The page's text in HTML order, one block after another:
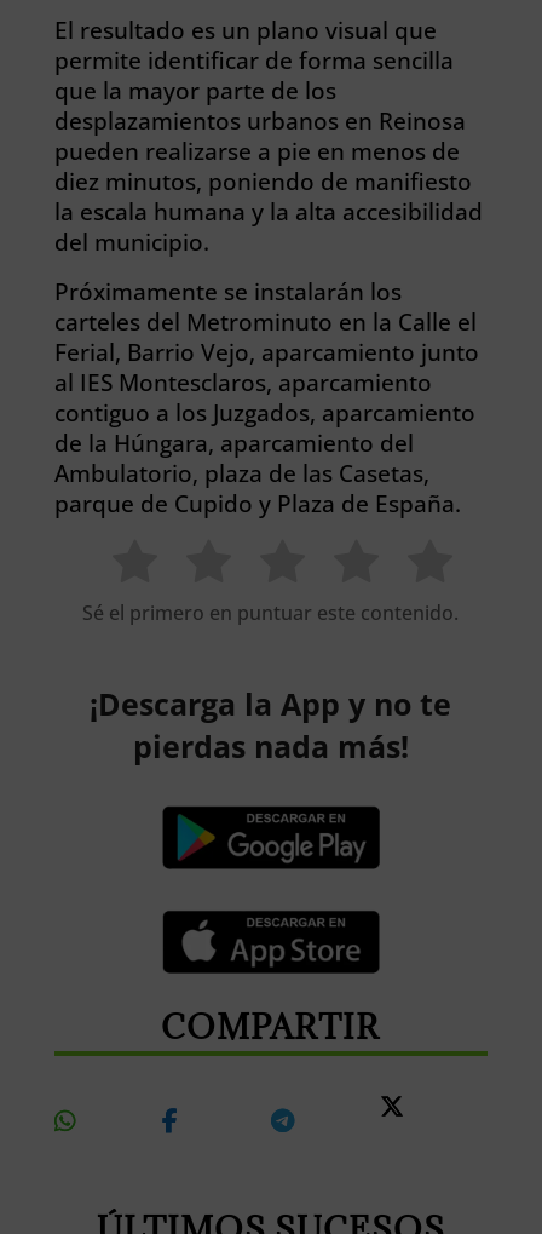
El resultado es un plano visual que
permite identificar de forma sencilla
que la mayor parte de los
desplazamientos urbanos en Reinosa
pueden realizarse a pie en menos de
diez minutos, poniendo de manifiesto
la escala humana y la alta accesibilidad
del municipio.
Próximamente se instalarán los
carteles del Metrominuto en la Calle el
Ferial, Barrio Vejo, aparcamiento junto
al IES Montesclaros, aparcamiento
contiguo a los Juzgados, aparcamiento
de la Húngara, aparcamiento del
Ambulatorio, plaza de las Casetas,
parque de Cupido y Plaza de España.
Sé el primero en puntuar este contenido.
¡Descarga la App y no te
pierdas nada más!
COMPARTIR